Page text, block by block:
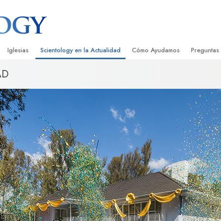
acerca de
Scientology
Iglesias
Encontrar una Iglesia
Iglesias Ideales de Scientology
Organizaciones Avanzadas
Base en Tierra de Flag
Freewinds
Llevando Scientology al Mundo
Scientology en la Actualidad
David Miscavige: Líder Eclesiástico de
Scientology
Cómo Ayudamos
Criminon
Narconon
La Verdad Sobre las Drogas
Unidos por los Derechos
Comisión de Ciudadanos por
Derechos Humanos
Preguntas
Dentro
La